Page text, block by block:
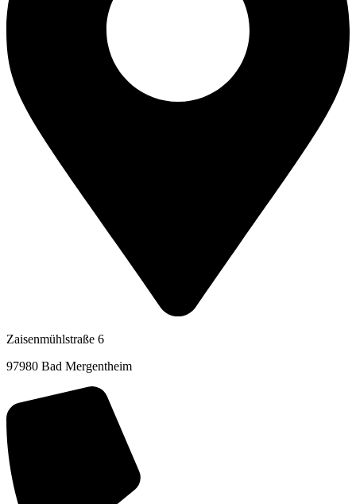
Zaisenmühlstraße 6
97980 Bad Mergentheim